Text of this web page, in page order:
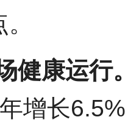
健康运行。
增长